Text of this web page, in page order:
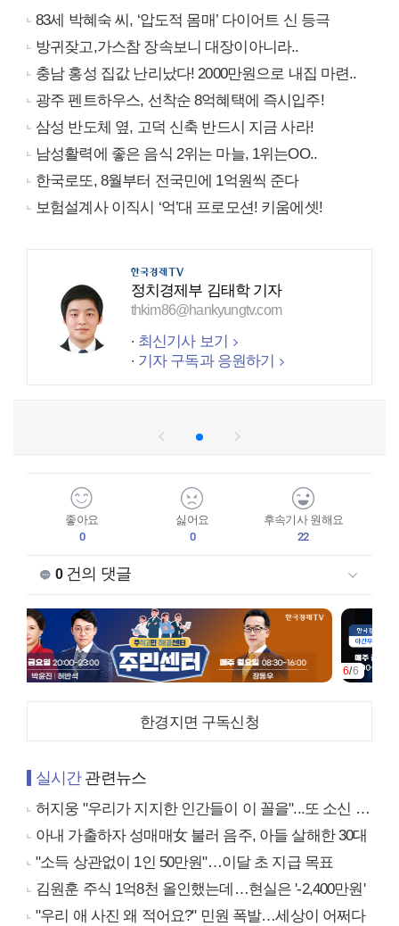
83세 박혜숙 씨, ‘압도적 몸매’ 다이어트 신 등극
방귀잦고,가스참 장속보니 대장이아니라..
충남 홍성 집값 난리났다! 2000만원으로 내집 마련..
광주 펜트하우스, 선착순 8억혜택에 즉시입주!
삼성 반도체 옆, 고덕 신축 반드시 지금 사라!
남성활력에 좋은 음식 2위는 마늘, 1위는OO..
한국로또, 8월부터 전국민에 1억원씩 준다
보험설계사 이직시 ‘억’대 프로모션! 키움에셋!
정치경제부 김태학 기자
thkim86@hankyungtv.com
최신기사 보기
기자 구독과 응원하기
좋아요
0
싫어요
0
후속기사 원해요
22
0건의 댓글
6/6
한경지면 구독신청
실시간관련뉴스
허지웅 "우리가 지지한 인간들이 이 꼴을"...또 소신 발언
아내 가출하자 성매매女 불러 음주, 아들 살해한 30대
"소득 상관없이 1인 50만원"…이달 초 지급 목표
김원훈 주식 1억8천 올인했는데…현실은 '-2,400만원'
"우리 애 사진 왜 적어요?" 민원 폭발…세상이 어쩌다